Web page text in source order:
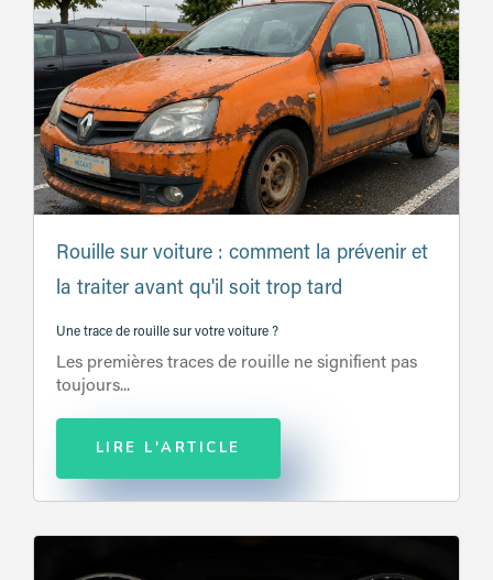
Rouille sur voiture : comment la prévenir et
la traiter avant qu'il soit trop tard
Une trace de rouille sur votre voiture ?
Les premières traces de rouille ne signifient pas
toujours...
LIRE L'ARTICLE